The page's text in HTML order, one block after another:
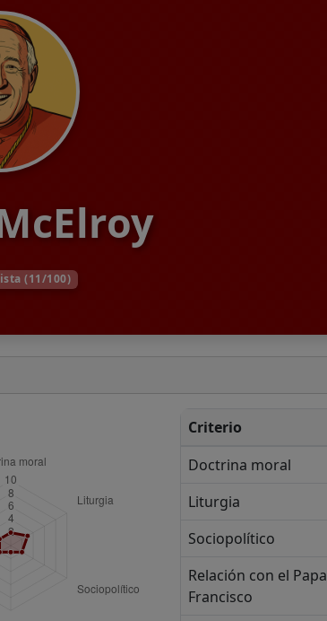
(11/100)
Criterio
Doctrina moral
Liturgia
Sociopolítico
Relación con el Papa
Francisco